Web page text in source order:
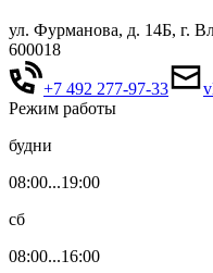
ул. Фурманова, д. 14Б, г.
600018
+7 492 277-97-33
Режим работы
будни
08:00...19:00
сб
08:00...16:00